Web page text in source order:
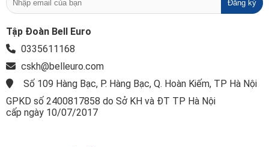
Tập Đoàn Bell Euro
0335611168
cskh@belleuro.com
Số 109 Hàng Bạc, P. Hàng Bạc, Q. Hoàn Kiếm, TP Hà Nội
GPKD số 2400817858 do Sở KH và ĐT TP Hà Nội
cấp ngày 10/07/2017